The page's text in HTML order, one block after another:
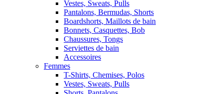
Vestes, Sweats, Pulls
Pantalons, Bermudas, Shorts
Boardshorts, Maillots de bain
Bonnets, Casquettes, Bob
Chaussures, Tongs
Serviettes de bain
Accessoires
Femmes
T-Shirts, Chemises, Polos
Vestes, Sweats, Pulls